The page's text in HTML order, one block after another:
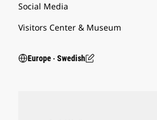
Social Media
Visitors Center & Museum
Europe ‧ Swedish